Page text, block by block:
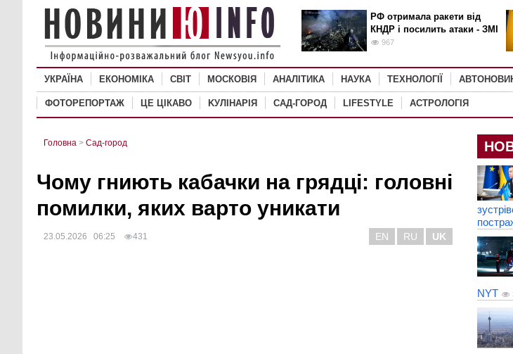
РФ отримала ракети від
КНДР і посилить атаки - ЗМІ
967
УКРАЇНА ЕКОНОМІКА СВІТ MОСКОВІЯ АНАЛІТИКА НАУКА ТЕХНОЛОГІЇ
ФОТОРЕПОРТАЖ ЦЕ ЦІКАВО KУЛІНАРІЯ САД-ГОРОД LIFESTYLE АСТРОЛОГІЯ
Головна > Сад-город
Чому гниють кабачки на грядці: головні
помилки, яких варто уникати
23.05.2026 06:25 431 EN RU UK
NYT